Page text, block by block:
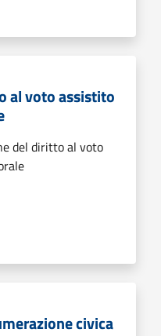
al voto assistito
del diritto al voto
civica